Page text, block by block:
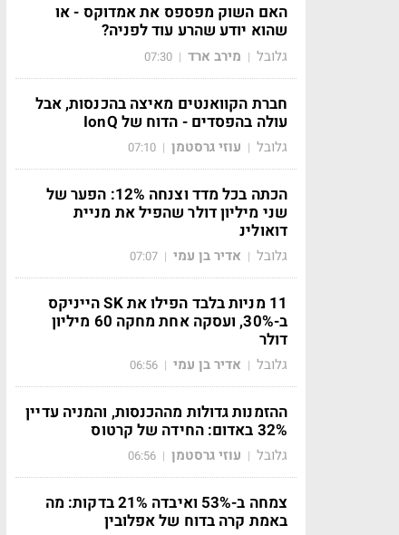
האם השוק מפספס את אמדוקס - או
שהוא יודע שהרע עוד לפניה?
גלובל | מירב ארד |
07:30
חברת הקוואנטים מאיצה בהכנסות, אבל
עולה בהפסדים - הדוח של IonQ
גלובל | עוזי גרסטמן |
07:10
הכתה בכל מדד וצנחה 12%: הפער של
שני מיליון דולר שהפיל את מניית
דואולינ
גלובל | אדיר בן עמי |
07:07
11 מניות בלבד הפילו את SK הייניקס
ב-30%, ועסקה אחת מחקה 60 מיליון
דולר
גלובל | אדיר בן עמי |
06:56
ההזמנות גדולות מההכנסות, והמניה עדיין
32% באדום: החידה של קרטוס
גלובל | עוזי גרסטמן |
06:56
צמחה ב-53% ואיבדה 21% בדקות: מה
באמת קרה בדוח של אפלובין